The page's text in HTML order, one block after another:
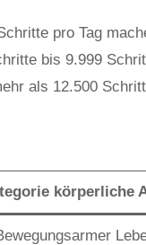
pro Tag
bis 9.999
als 12.500
körperliche